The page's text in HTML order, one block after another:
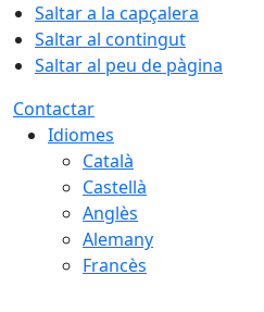
Saltar a la capçalera
Saltar al contingut
Saltar al peu de pàgina
Contactar
Idiomes
Català
Castellà
Anglès
Alemany
Francès